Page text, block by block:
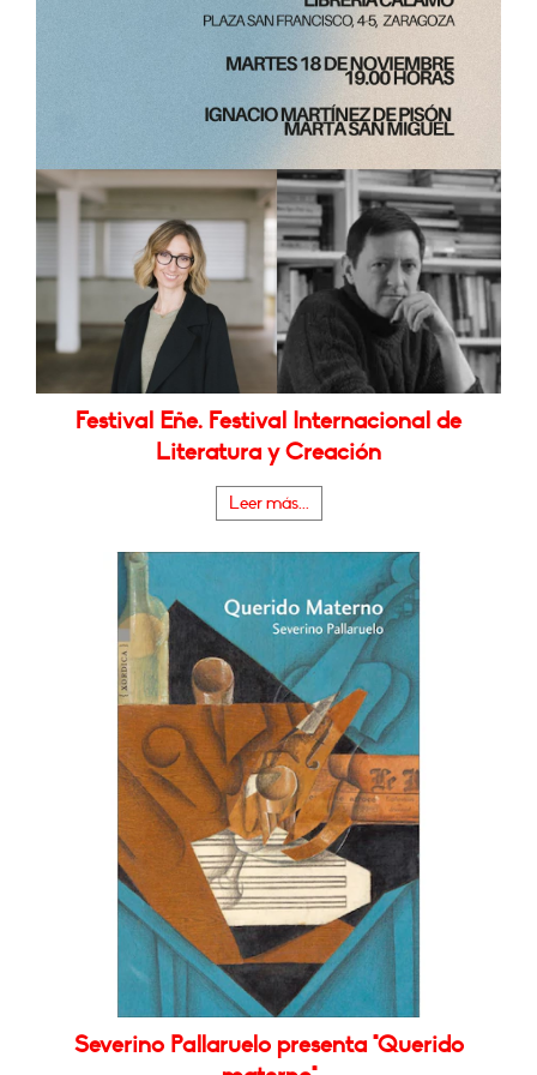
Festival Eñe. Festival Internacional de
Literatura y Creación
Leer más...
Severino Pallaruelo presenta "Querido